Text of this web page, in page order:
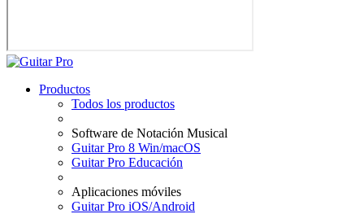
Productos
Todos los productos
Software de Notación Musical
Guitar Pro 8 Win/macOS
Guitar Pro Educación
Aplicaciones móviles
Guitar Pro iOS/Android